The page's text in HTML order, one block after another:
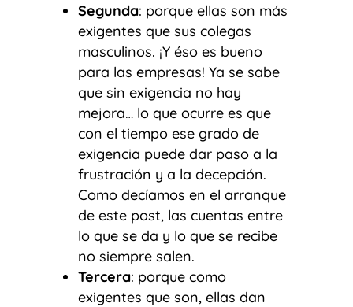
Segunda: porque ellas son más
exigentes que sus colegas
masculinos. ¡Y éso es bueno
para las empresas! Ya se sabe
que sin exigencia no hay
mejora… lo que ocurre es que
con el tiempo ese grado de
exigencia puede dar paso a la
frustración y a la decepción.
Como decíamos en el arranque
de este post, las cuentas entre
lo que se da y lo que se recibe
no siempre salen.
Tercera: porque como
exigentes que son, ellas dan